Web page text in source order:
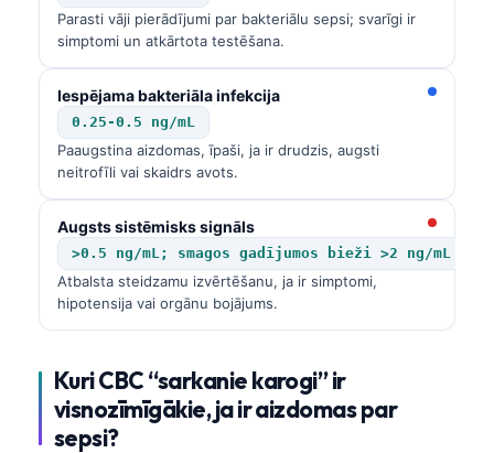
Parasti vāji pierādījumi par bakteriālu sepsi; svarīgi ir
simptomi un atkārtota testēšana.
Iespējama bakteriāla infekcija
0.25-0.5 ng/mL
Paaugstina aizdomas, īpaši, ja ir drudzis, augsti
neitrofīli vai skaidrs avots.
Augsts sistēmisks signāls
>0.5 ng/mL; smagos gadījumos bieži >2 ng/mL
Atbalsta steidzamu izvērtēšanu, ja ir simptomi,
hipotensija vai orgānu bojājums.
Kuri CBC “sarkanie karogi” ir
visnozīmīgākie, ja ir aizdomas par
sepsi?